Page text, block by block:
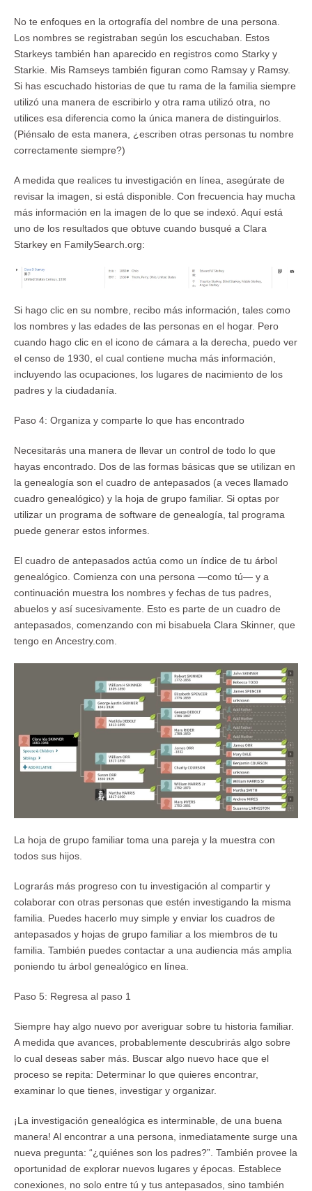
No te enfoques en la ortografía del nombre de una persona.
Los nombres se registraban según los escuchaban. Estos
Starkeys también han aparecido en registros como Starky y
Starkie. Mis Ramseys también figuran como Ramsay y Ramsy.
Si has escuchado historias de que tu rama de la familia siempre
utilizó una manera de escribirlo y otra rama utilizó otra, no
utilices esa diferencia como la única manera de distinguirlos.
(Piénsalo de esta manera, ¿escriben otras personas tu nombre
correctamente siempre?)
A medida que realices tu investigación en línea, asegúrate de
revisar la imagen, si está disponible. Con frecuencia hay mucha
más información en la imagen de lo que se indexó. Aquí está
uno de los resultados que obtuve cuando busqué a Clara
Starkey en FamilySearch.org:
Si hago clic en su nombre, recibo más información, tales como
los nombres y las edades de las personas en el hogar. Pero
cuando hago clic en el icono de cámara a la derecha, puedo ver
el censo de 1930, el cual contiene mucha más información,
incluyendo las ocupaciones, los lugares de nacimiento de los
padres y la ciudadanía.
Paso 4: Organiza y comparte lo que has encontrado
Necesitarás una manera de llevar un control de todo lo que
hayas encontrado. Dos de las formas básicas que se utilizan en
la genealogía son el cuadro de antepasados (a veces llamado
cuadro genealógico) y la hoja de grupo familiar. Si optas por
utilizar un programa de software de genealogía, tal programa
puede generar estos informes.
El cuadro de antepasados actúa como un índice de tu árbol
genealógico. Comienza con una persona —como tú— y a
continuación muestra los nombres y fechas de tus padres,
abuelos y así sucesivamente. Esto es parte de un cuadro de
antepasados, comenzando con mi bisabuela Clara Skinner, que
tengo en Ancestry.com.
La hoja de grupo familiar toma una pareja y la muestra con
todos sus hijos.
Lograrás más progreso con tu investigación al compartir y
colaborar con otras personas que estén investigando la misma
familia. Puedes hacerlo muy simple y enviar los cuadros de
antepasados y hojas de grupo familiar a los miembros de tu
familia. También puedes contactar a una audiencia más amplia
poniendo tu árbol genealógico en línea.
Paso 5: Regresa al paso 1
Siempre hay algo nuevo por averiguar sobre tu historia familiar.
A medida que avances, probablemente descubrirás algo sobre
lo cual deseas saber más. Buscar algo nuevo hace que el
proceso se repita: Determinar lo que quieres encontrar,
examinar lo que tienes, investigar y organizar.
¡La investigación genealógica es interminable, de una buena
manera! Al encontrar a una persona, inmediatamente surge una
nueva pregunta: “¿quiénes son los padres?”. También provee la
oportunidad de explorar nuevos lugares y épocas. Establece
conexiones, no solo entre tú y tus antepasados, sino también